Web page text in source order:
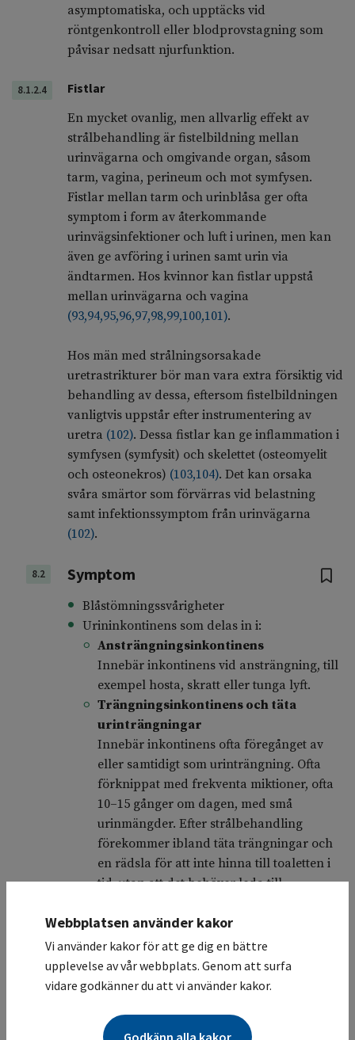
asymptomatiska, och upptäcks vid
röntgenkontroll eller blodprovstagning som
påvisar nedsatt njurfunktion.
8.1.2.4
Fistlar
En mycket ovanlig, men allvarlig effekt av
strålbehandling är fistelbildning mellan
urinvägarna och omgivande organ, såsom
tarm, vagina, perineum och mot symfysen.
Fistlar mellan tarm och urinblåsa ger ofta
symptom i form av återkommande
urinvägsinfektioner och luft i urinen, men kan
även ge avföring i urinen samt urin via
ändtarmen. Hos kvinnor kan fistlar uppstå
mellan urinvägarna och vagina
(93,94,95,96,97,98,99,100,101).
Hos män med strålningsorsakade
uretrastrikturer bör man vara extra försiktig vid
behandling av dessa, eftersom fistelbildningen
vanligtvis uppstår efter instrumentering av
uretra (102). Dessa fistlar kan ge inflammation i
symfysen (symfysit) och skelettet (osteomyelit
och osteonekros) (103,104). Det kan orsaka
svåra smärtor som förvärras vid belastning
samt infektionssymptom från urinvägarna
(102).
8.2 Symptom
Blåstömningssvårigheter
Urininkontinens som delas in i:
Ansträngningsinkontinens
Innebär inkontinens vid ansträngning, till
exempel hosta, skratt eller tunga lyft.
Trängningsinkontinens och täta
urinträngningar
Innebär inkontinens ofta föregånget av
eller samtidigt som urinträngning. Ofta
förknippat med frekventa miktioner, ofta
10–15 gånger om dagen, med små
urinmängder. Efter strålbehandling
förekommer ibland täta trängningar och
en rädsla för att inte hinna till toaletten i
tid, utan att det behöver leda till
toalettbesök och ibland även sveda vid
miktion.
Överfyllnadsinkontinens
Innebär inkontinens vid urinretention, när
över” vid ansträngning eller ett ständigt
Webbplatsen använder kakor
Vi använder kakor för att ge dig en bättre
upplevelse av vår webbplats. Genom att surfa
vidare godkänner du att vi använder kakor.
Godkänn alla kakor